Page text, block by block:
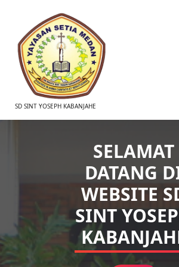
SD SINT YOSEPH KABANJAHE
SELAMAT
DATANG
WEBSITE
SINT